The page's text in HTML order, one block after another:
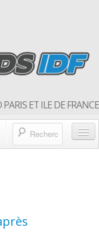
ET ILE DE FRANCE